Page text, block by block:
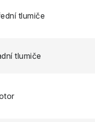
tlumiče
tlumiče